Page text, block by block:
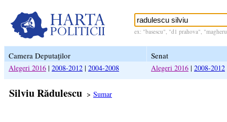
ex: "basescu", "d1 prahova",
Camera Deputaților Senat
Alegeri 2016 | 2008-2012 | 2004-2008 Alegeri 2016 | 2008-2012
Silviu Rădulescu > Sumar